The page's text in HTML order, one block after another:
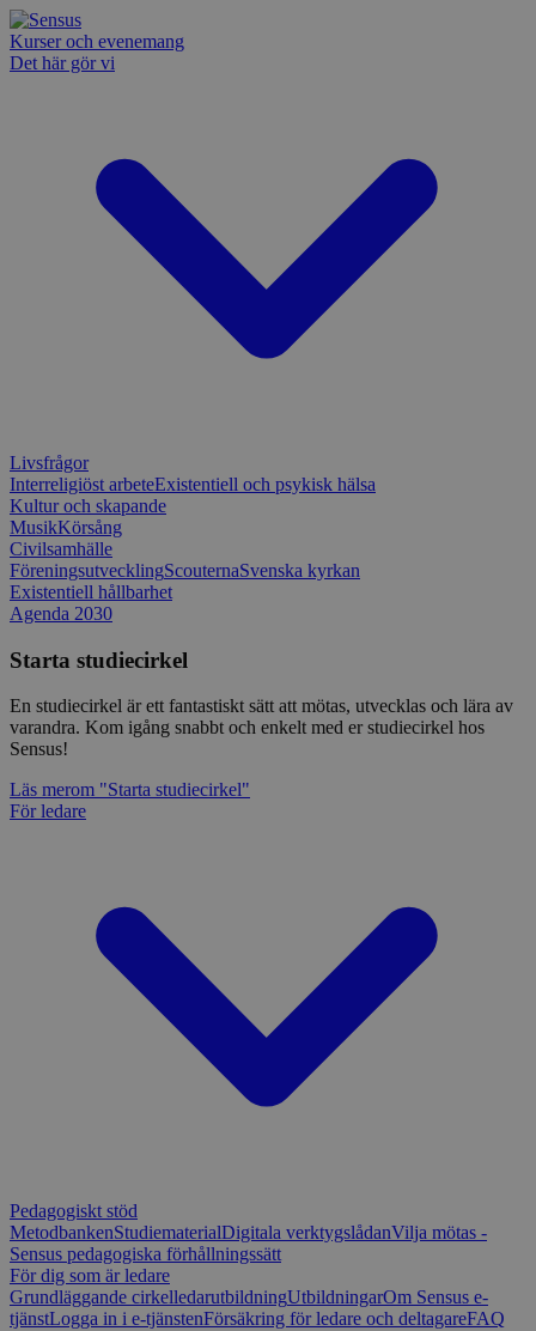
Kurser och evenemang
Det här gör vi
Livsfrågor
Interreligiöst arbeteExistentiell och psykisk hälsa
Kultur och skapande
MusikKörsång
Civilsamhälle
FöreningsutvecklingScouternaSvenska kyrkan
Existentiell hållbarhet
Agenda 2030
Starta studiecirkel
En studiecirkel är ett fantastiskt sätt att mötas, utvecklas och lära av
varandra. Kom igång snabbt och enkelt med er studiecirkel hos
Sensus!
Läs merom "Starta studiecirkel"
För ledare
Pedagogiskt stöd
MetodbankenStudiematerialDigitala verktygslådanVilja mötas -
Sensus pedagogiska förhållningssätt
För dig som är ledare
Grundläggande cirkelledarutbildningUtbildningarOm Sensus e-
tjänstLogga in i e-tjänstenFörsäkring för ledare och deltagareFAQ